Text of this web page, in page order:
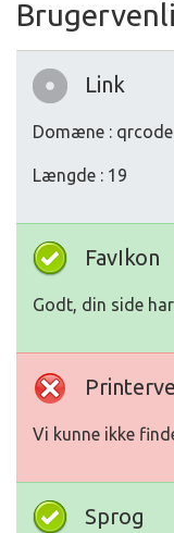
Link
Domæne :
Længde : 19
FavIkon
Godt, din side
Vi kunne ikke
Sprog